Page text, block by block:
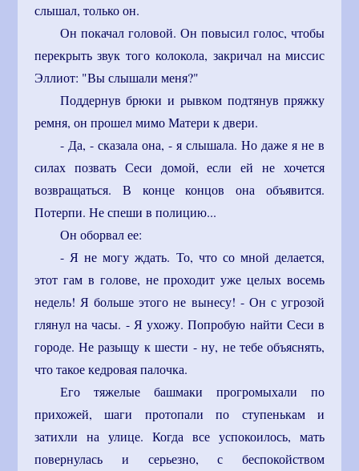
слышал, только он.
Он покачал головой. Он повысил голос, чтобы
перекрыть звук того колокола, закричал на миссис
Эллиот: "Вы слышали меня?"
Поддернув брюки и рывком подтянув пряжку
ремня, он прошел мимо Матери к двери.
- Да, - сказала она, - я слышала. Но даже я не в
силах позвать Сеси домой, если ей не хочется
возвращаться. В конце концов она объявится.
Потерпи. Не спеши в полицию...
Он оборвал ее:
- Я не могу ждать. То, что со мной делается,
этот гам в голове, не проходит уже целых восемь
недель! Я больше этого не вынесу! - Он с угрозой
глянул на часы. - Я ухожу. Попробую найти Сеси в
городе. Не разыщу к шести - ну, не тебе объяснять,
что такое кедровая палочка.
Его тяжелые башмаки прогромыхали по
прихожей, шаги протопали по ступенькам и
затихли на улице. Когда все успокоилось, мать
повернулась и серьезно, с беспокойством